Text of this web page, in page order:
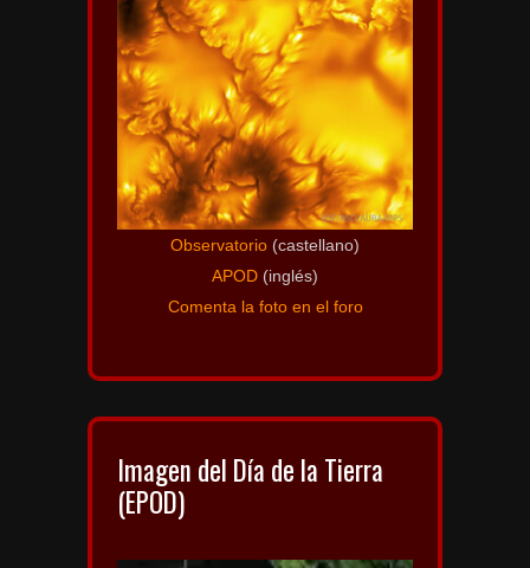
Observatorio (castellano)
APOD (inglés)
Comenta la foto en el foro
Imagen del Día de la Tierra
(EPOD)